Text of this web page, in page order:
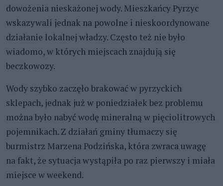
dowożenia nieskażonej wody. Mieszkańcy Pyrzyc
wskazywali jednak na powolne i nieskoordynowane
działanie lokalnej władzy. Często też nie było
wiadomo, w których miejscach znajdują się
beczkowozy.
Wody szybko zaczęło brakować w pyrzyckich
sklepach, jednak już w poniedziałek bez problemu
można było nabyć wodę mineralną w pięciolitrowych
pojemnikach. Z działań gminy tłumaczy się
burmistrz Marzena Podzińska, która zwraca uwagę
na fakt, że sytuacja wystąpiła po raz pierwszy i miała
miejsce w weekend.